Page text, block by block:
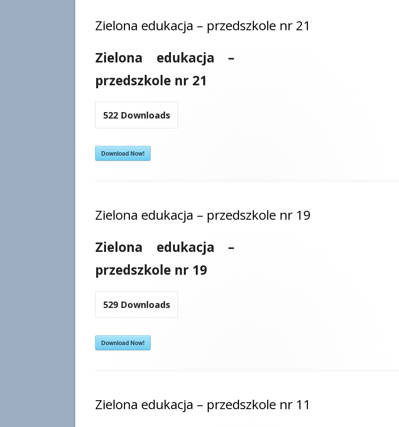
Zielona edukacja – przedszkole nr 21
Zielona edukacja –
przedszkole nr 21
522 Downloads
Download Now!
Zielona edukacja – przedszkole nr 19
Zielona edukacja –
przedszkole nr 19
529 Downloads
Download Now!
Zielona edukacja – przedszkole nr 11